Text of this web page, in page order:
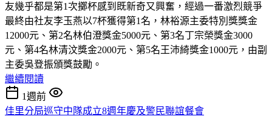
友幾乎都是第1次擲杯感到既新奇又興奮，經過一番激烈競爭
最終由社友李玉燕以7杯獲得第1名，林裕源主委特別獎獎金
12000元、第2名林伯澄獎金5000元、第3名丁宗榮獎金3000
元、第4名林清汶獎金2000元、第5名王沛綺獎金1000元，由副
主委吳登振頒獎鼓勵。
繼續閱讀
1週前
佳里分局巡守中隊成立8週年慶及警民聯誼餐會